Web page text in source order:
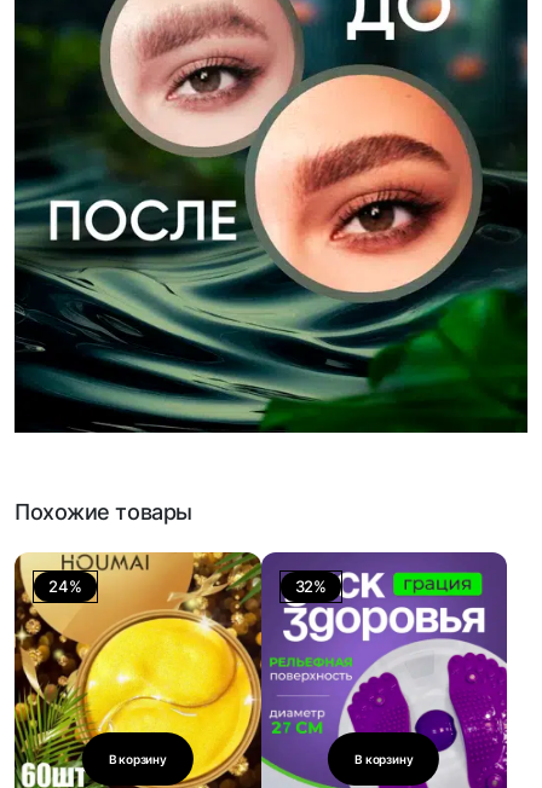
Похожие товары
24%
В корзину
32%
В корзину